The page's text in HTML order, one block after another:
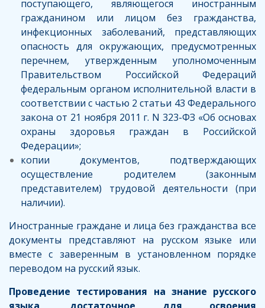
поступающего, являющегося иностранным
гражданином или лицом без гражданства,
инфекционных заболеваний, представляющих
опасность для окружающих, предусмотренных
перечнем, утвержденным уполномоченным
Правительством Российской Федераций
федеральным органом исполнительной власти в
соответствии с частью 2 статьи 43 Федерального
закона от 21 ноября 2011 г. N 323-ФЗ «Об основах
охраны здоровья граждан в Российской
Федерации»;
копии документов, подтверждающих
осуществление родителем (законным
представителем) трудовой деятельности (при
наличии).
Иностранные граждане и лица без гражданства все
документы представляют на русском языке или
вместе с заверенным в установленном порядке
переводом на русский язык.
Проведение тестирования на знание русского